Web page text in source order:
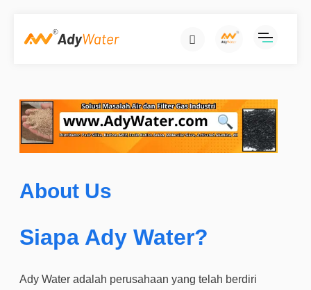
About Us
Siapa Ady Water?
Ady Water adalah perusahaan yang telah berdiri